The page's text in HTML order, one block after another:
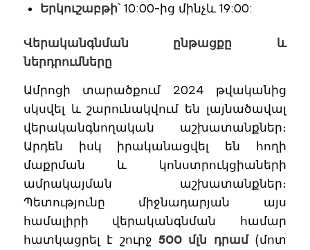
Երկուշաբթի՝ 10:00-ից մինչև 19:00:
Վերականգնման ընթացքը և
ներդրումները
Ամրոցի տարածքում 2024 թվականից
սկսվել և շարունակվում են լայնածավալ
վերականգնողական աշխատանքներ։
Արդեն իսկ իրականացվել են հողի
մաքրման և կոնստրուկցիաների
ամրակայման աշխատանքներ։
Պետությունը միջնադարյան այս
համալիրի վերականգնման համար
հատկացրել է շուրջ 500 մլն դրամ(մոտ